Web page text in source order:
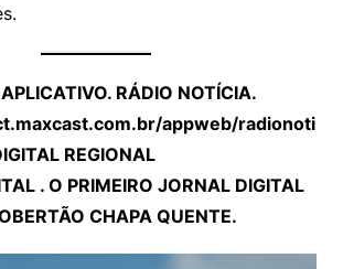
RÁDIO NOTÍCIA.
appweb/radionoti
REGIONAL
. O PRIMEIRO JORNAL DIGITAL
CHAPA QUENTE.